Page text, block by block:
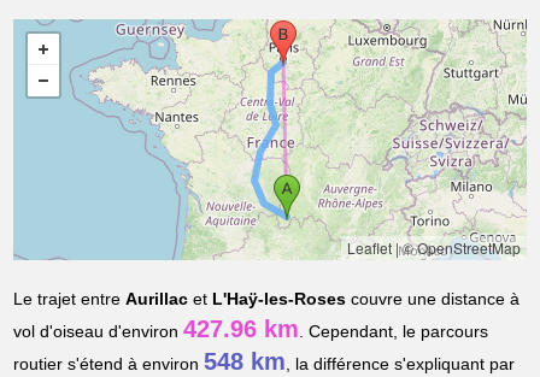
Leaflet|© OpenStreetMap
Le trajet entreAurillac et L'Haÿ-les-Roses couvre une distance à
vol d'oiseau d'environ427.96 km. Cependant, le parcours
routier s'étend à environ548 km, la différence s'expliquant par